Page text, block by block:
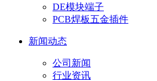
DE模块端子
PCB焊板五金插件
新闻动态
公司新闻
行业资讯